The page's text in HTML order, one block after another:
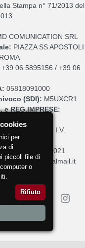
Stampa n° 71/2013 del
COMUNICATION SRL
PIAZZA SS APOSTOLI
+39 06 5895156 / +39 06
05818091000
(SDI): M5UXCR1
e REG.IMPRESE:
€. 10.200,00 I.V.
del 5 maggio 2021
per
di
piccoli file di
o
Rifiuto